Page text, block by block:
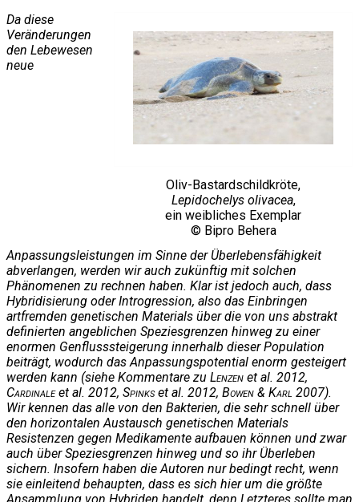
Oliv-Bastardschildkröte,
Lepidochelys olivacea,
ein weibliches Exemplar
© Bipro Behera
Da diese
Veränderungen
den Lebewesen
neue
Anpassungsleistungen im Sinne der Überlebensfähigkeit
abverlangen, werden wir auch zukünftig mit solchen
Phänomenen zu rechnen haben. Klar ist jedoch auch, dass
Hybridisierung oder Introgression, also das Einbringen
artfremden genetischen Materials über die von uns abstrakt
definierten angeblichen Speziesgrenzen hinweg zu einer
enormen Genflusssteigerung innerhalb dieser Population
beiträgt, wodurch das Anpassungspotential enorm gesteigert
werden kann (siehe Kommentare zu Lenzen et al. 2012,
Cardinaleet al. 2012, Spinkset al. 2012, Bowen & Karl 2007).
Wir kennen das alle von den Bakterien, die sehr schnell über
den horizontalen Austausch genetischen Materials
Resistenzen gegen Medikamente aufbauen können und zwar
auch über Speziesgrenzen hinweg und so ihr Überleben
sichern. Insofern haben die Autoren nur bedingt recht, wenn
sie einleitend behaupten, dass es sich hier um die größte